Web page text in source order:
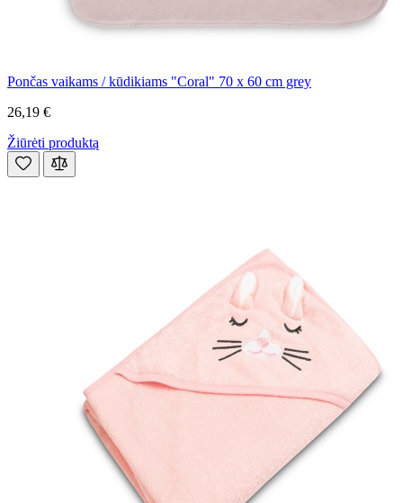
Pončas vaikams / kūdikiams "Coral" 70 x 60 cm grey
26,19 €
Žiūrėti produktą